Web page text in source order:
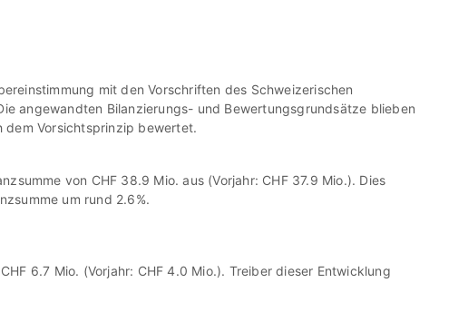
mit den Vorschriften des Schweizerischen
angewandten Bilanzierungs- und Bewertungsgrundsätze blieben
dem Vorsichtsprinzip bewertet.
von CHF 38.9 Mio. aus (Vorjahr: CHF 37.9 Mio.). Dies
um rund 2.6%.
6.7 Mio. (Vorjahr: CHF 4.0 Mio.). Treiber dieser Entwicklung